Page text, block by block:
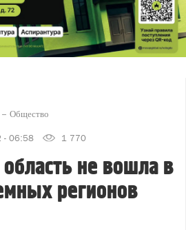
Общество
- 06:58 1 770
не вошла в
регионов